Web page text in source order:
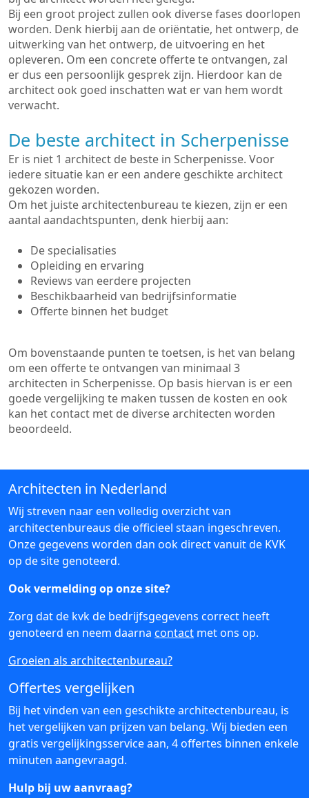
Bij een groot project zullen ook diverse fases doorlopen
worden. Denk hierbij aan de oriëntatie, het ontwerp, de
uitwerking van het ontwerp, de uitvoering en het
opleveren. Om een concrete offerte te ontvangen, zal
er dus een persoonlijk gesprek zijn. Hierdoor kan de
architect ook goed inschatten wat er van hem wordt
verwacht.
De beste architect in Scherpenisse
Er is niet 1 architect de beste in Scherpenisse. Voor
iedere situatie kan er een andere geschikte architect
gekozen worden.
Om het juiste architectenbureau te kiezen, zijn er een
aantal aandachtspunten, denk hierbij aan:
De specialisaties
Opleiding en ervaring
Reviews van eerdere projecten
Beschikbaarheid van bedrijfsinformatie
Offerte binnen het budget
Om bovenstaande punten te toetsen, is het van belang
om een offerte te ontvangen van minimaal 3
architecten in Scherpenisse. Op basis hiervan is er een
goede vergelijking te maken tussen de kosten en ook
kan het contact met de diverse architecten worden
beoordeeld.
Architecten in Nederland
Wij streven naar een volledig overzicht van
architectenbureaus die officieel staan ingeschreven.
Onze gegevens worden dan ook direct vanuit de KVK
op de site genoteerd.
Ook vermelding op onze site?
Zorg dat de kvk de bedrijfsgegevens correct heeft
genoteerd en neem daarna contact met ons op.
Groeien als architectenbureau?
Offertes vergelijken
Bij het vinden van een geschikte architectenbureau, is
het vergelijken van prijzen van belang. Wij bieden een
gratis vergelijkingsservice aan, 4 offertes binnen enkele
minuten aangevraagd.
Hulp bij uw aanvraag?